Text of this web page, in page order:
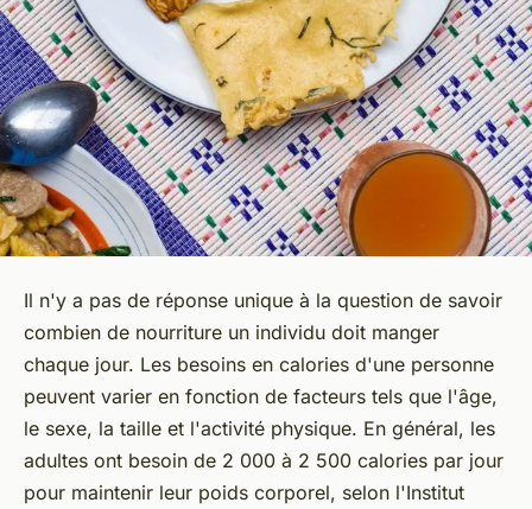
Il n'y a pas de réponse unique à la question de savoir
combien de nourriture un individu doit manger
chaque jour. Les besoins en calories d'une personne
peuvent varier en fonction de facteurs tels que l'âge,
le sexe, la taille et l'activité physique. En général, les
adultes ont besoin de 2 000 à 2 500 calories par jour
pour maintenir leur poids corporel, selon l'Institut